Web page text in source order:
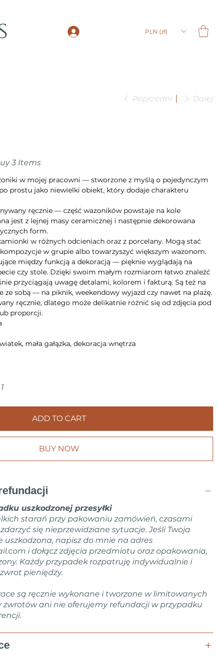
PLN (zł)
Poprzedni Dalej
3 Items
w mojej pracowni — stworzone z myślą o pojedynczym
prostu jako niewielki obiekt, który dodaje charakteru
ręcznie — część wazoników powstaje na kole
jest z lejnej masy ceramicznej i następnie dekorowana
form.
w różnych odcieniach oraz z porcelany. Mogą stać
w grupie albo towarzyszyć większym wazonom.
między funkcją a dekoracją — pięknie wyglądają na
czy stole. Dzięki swoim małym rozmiarom łatwo znaleźć
przyciągają uwagę detalami, kolorem i fakturą. Są też na
ze sobą — na piknik, weekendowy wyjazd czy nawet na plażę.
ręcznie, dlatego może delikatnie różnić się od zdjęcia pod
proporcji.
mała gałązka, dekoracja wnętrza
ADD TO CART
BUY NOW
uszkodzonej przesyłki
starań przy pakowaniu zamówień, czasami
się nieprzewidziane sytuacje. Jeśli Twoja
napisz do mnie na adres
i dołącz zdjęcia przedmiotu oraz opakowania,
Każdy przypadek rozpatruję indywidualnie i
pieniędzy.
są ręcznie wykonane i tworzone w limitowanych
zwrotów ani nie oferujemy refundacji w przypadku